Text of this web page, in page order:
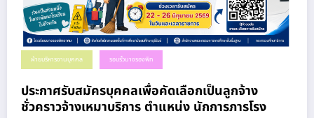
ฝ่ายบริหารงานบุคคล รอบรั้วนางรองพิท
ประกาศรับสมัครบุคคลเพื่อคัดเลือกเป็นลูกจ้าง
ชั่วคราวจ้างเหมาบริการ ตำแหน่ง นักการภารโรง